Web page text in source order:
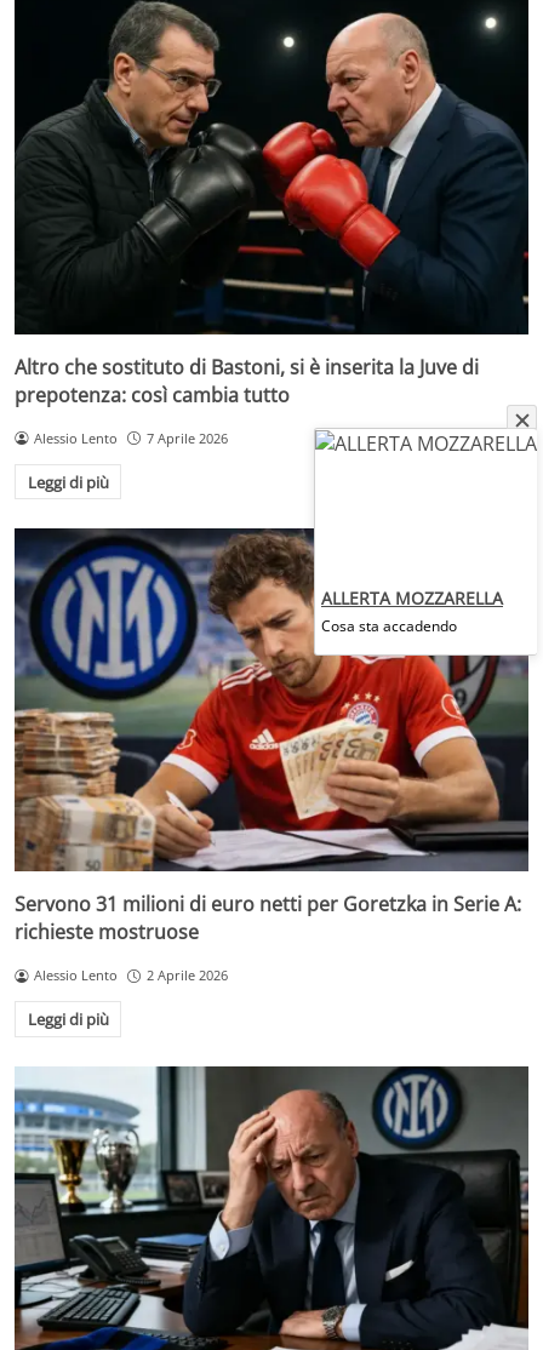
Altro che sostituto di Bastoni, si è inserita la Juve di
prepotenza: così cambia tutto
Alessio Lento 7 Aprile 2026
Leggi di più
Servono 31 milioni di euro netti per Goretzka in Serie A:
richieste mostruose
Alessio Lento 2 Aprile 2026
Leggi di più
ALLERTA MOZZARELLA
Cosa sta accadendo